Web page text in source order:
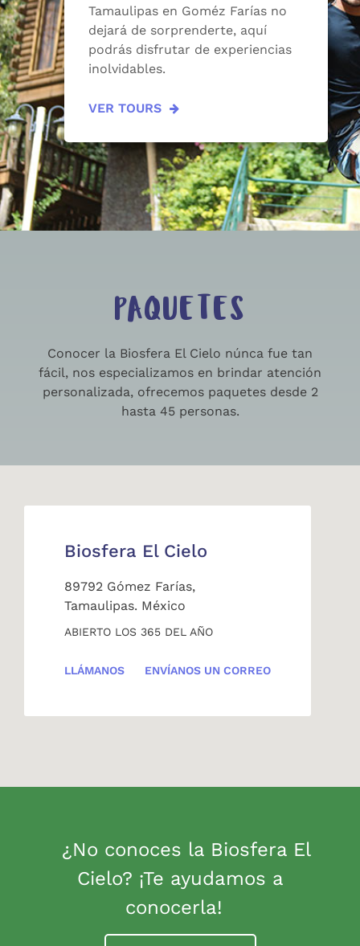
Tamaulipas en Goméz Farías no
dejará de sorprenderte, aquí
podrás disfrutar de experiencias
inolvidables.
VER TOURS
PAQUETES
Conocer la Biosfera El Cielo núnca fue tan
fácil, nos especializamos en brindar atención
personalizada, ofrecemos paquetes desde 2
hasta 45 personas.
Biosfera El Cielo
89792 Gómez Farías,
Tamaulipas. México
ABIERTO LOS 365 DEL AÑO
LLÁMANOS ENVÍANOS UN CORREO
¿No conoces la Biosfera El
Cielo? ¡Te ayudamos a
conocerla!